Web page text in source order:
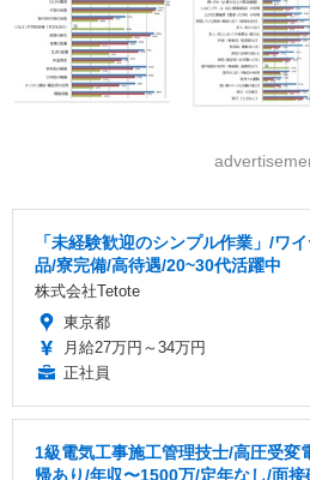
「未経験歓迎のシンプル作業」/ワ
品/寮完備/高待遇/20~30代活躍中
株式会社Tetote
東京都
月給27万円～34万円
正社員
1級電気工事施工管理技士/高圧受変
帰あり/年収〜1500万/定年なし/面接